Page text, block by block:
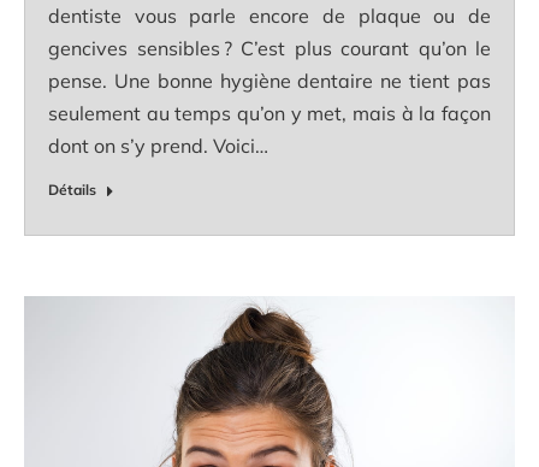
dentiste vous parle encore de plaque ou de
gencives sensibles ? C’est plus courant qu’on le
pense. Une bonne hygiène dentaire ne tient pas
seulement au temps qu’on y met, mais à la façon
dont on s’y prend. Voici…
Détails